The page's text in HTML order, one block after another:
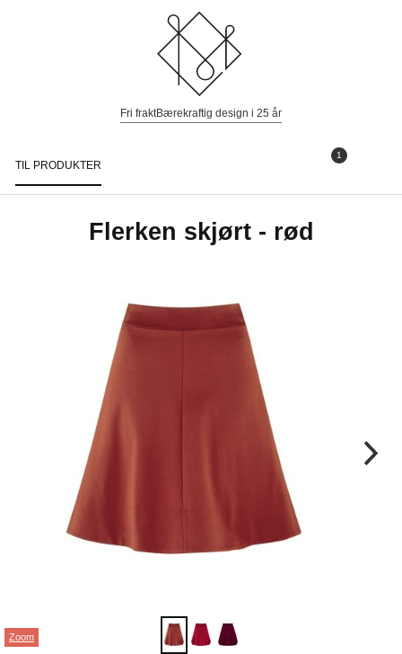
Fri fraktBærekraftig design i 25 år
1
TIL PRODUKTER
Flerken skjørt - rød
Zoom